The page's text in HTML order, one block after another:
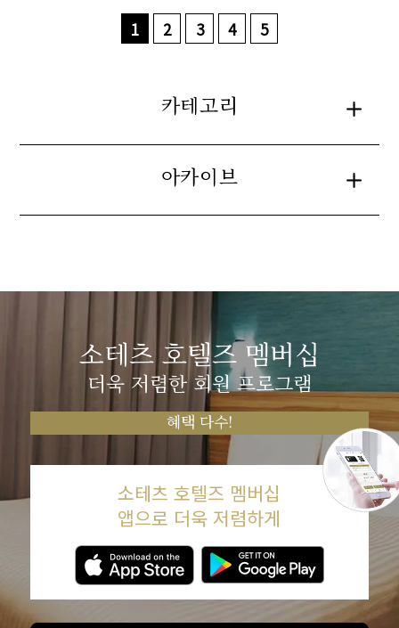
1 2 3 4 5
카테고리
아카이브
소테츠 호텔즈 멤버십
더욱 저렴한 회원 프로그램
혜택 다수!
소테츠 호텔즈 멤버십
앱으로 더욱 저렴하게